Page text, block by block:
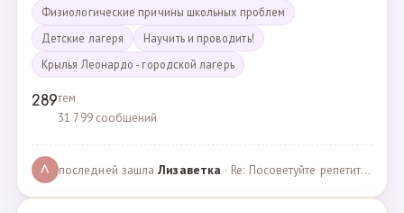
Физиологические причины школьных проблем
Детские лагеря
Научить и проводить!
Крылья Леонардо - городской лагерь
289тем
31 799 сообщений
Л последней зашлаЛизаветка · Re: Посоветуйте репетитора по английскому · 27.11.2024